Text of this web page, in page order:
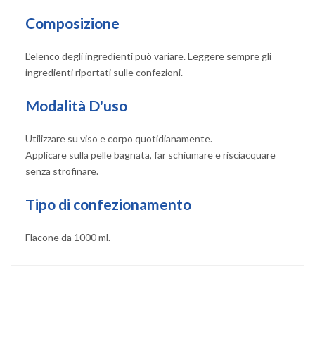
Composizione
L’elenco degli ingredienti può variare. Leggere sempre gli
ingredienti riportati sulle confezioni.
Modalità D'uso
Utilizzare su viso e corpo quotidianamente.
Applicare sulla pelle bagnata, far schiumare e risciacquare
senza strofinare.
Tipo di confezionamento
Flacone da 1000 ml.